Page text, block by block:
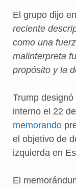
El grupo dijo
reciente
como una
malinterpreta
propósito y la
Trump
interno el 22
memorando
el objetivo de
izquierda en
El